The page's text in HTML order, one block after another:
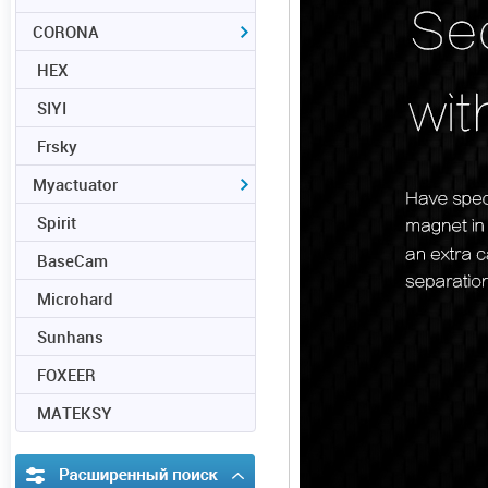
CORONA
HEX
SIYI
Frsky
Myactuator
Spirit
BaseCam
Microhard
Sunhans
FOXEER
MATEKSY
Расширенный поиск